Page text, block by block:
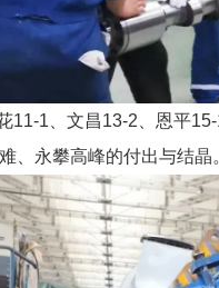
1、文昌13-2、恩平15-
、永攀高峰的付出与结晶